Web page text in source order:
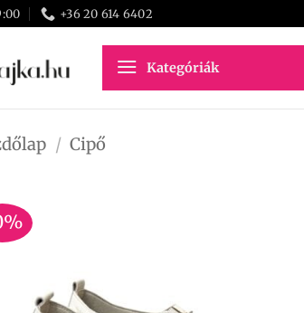
+36 20 614 6402
Kategóriák
/ Cipő